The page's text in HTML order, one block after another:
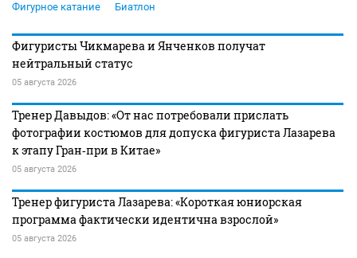
Фигурное катание
Биатлон
Фигуристы Чикмарева и Янченков получат
нейтральный статус
05 августа 2026
Тренер Давыдов: «От нас потребовали прислать
фотографии костюмов для допуска фигуриста Лазарева
к этапу Гран‑при в Китае»
05 августа 2026
Тренер фигуриста Лазарева: «Короткая юниорская
программа фактически идентична взрослой»
05 августа 2026